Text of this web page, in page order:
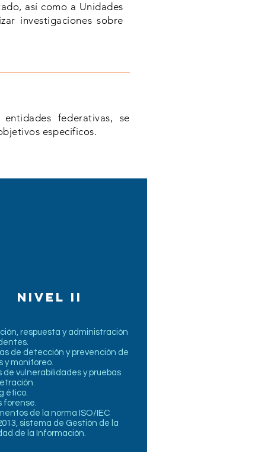
así como a Unidades
investigaciones sobre
federativas, se
específicos.
nivel ii
respuesta y administración
de detección y prevención de
y monitoreo.
de vulnerabilidades y pruebas
ético.
forense.
de la norma ISO/IEC
sistema de Gestión de la
de la Información.